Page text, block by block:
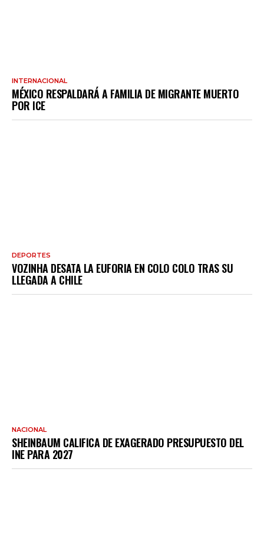
INTERNACIONAL
MÉXICO RESPALDARÁ A FAMILIA DE MIGRANTE MUERTO
POR ICE
DEPORTES
VOZINHA DESATA LA EUFORIA EN COLO COLO TRAS SU
LLEGADA A CHILE
NACIONAL
SHEINBAUM CALIFICA DE EXAGERADO PRESUPUESTO DEL
INE PARA 2027